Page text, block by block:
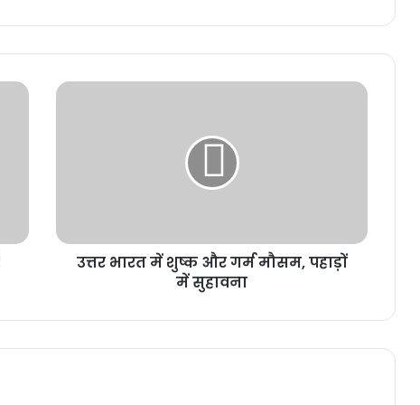
उत्तर भारत में शुष्क और गर्म मौसम, पहाड़ों
में सुहावना